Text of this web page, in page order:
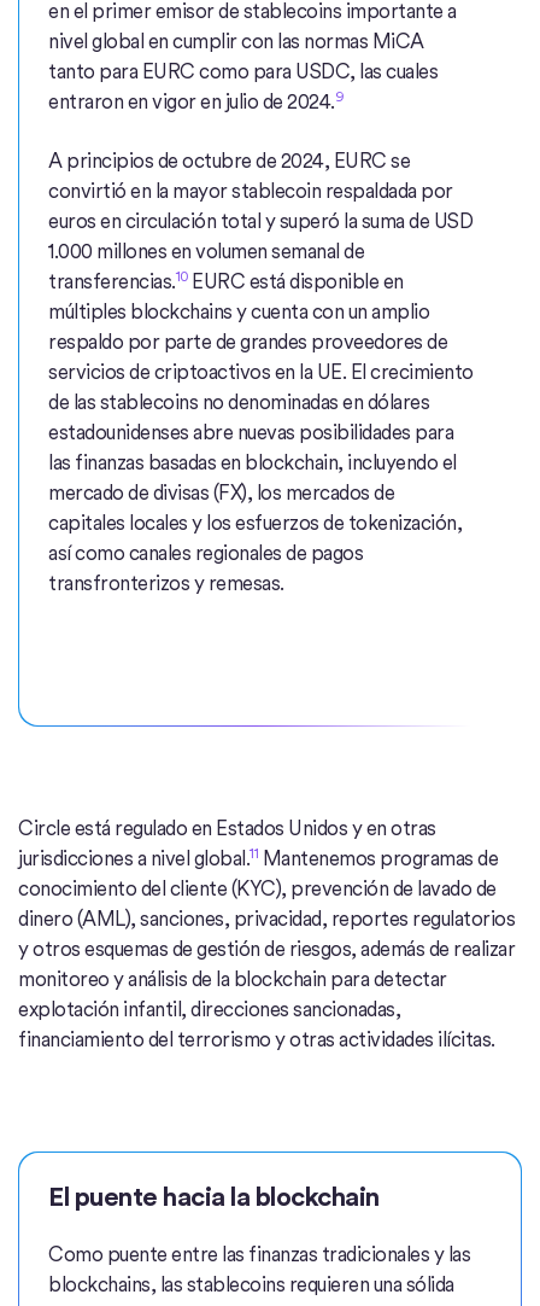
en el primer emisor de stablecoins importante a
nivel global en cumplir con las normas MiCA
tanto para EURC como para USDC, las cuales
entraron en vigor en julio de 2024.9
A principios de octubre de 2024, EURC se
convirtió en la mayor stablecoin respaldada por
euros en circulación total y superó la suma de USD
1.000 millones en volumen semanal de
transferencias.10 EURC está disponible en
múltiples blockchains y cuenta con un amplio
respaldo por parte de grandes proveedores de
servicios de criptoactivos en la UE. El crecimiento
de las stablecoins no denominadas en dólares
estadounidenses abre nuevas posibilidades para
las finanzas basadas en blockchain, incluyendo el
mercado de divisas (FX), los mercados de
capitales locales y los esfuerzos de tokenización,
así como canales regionales de pagos
transfronterizos y remesas.
Circle está regulado en Estados Unidos y en otras
jurisdicciones a nivel global.11 Mantenemos programas de
conocimiento del cliente (KYC), prevención de lavado de
dinero (AML), sanciones, privacidad, reportes regulatorios
y otros esquemas de gestión de riesgos, además de realizar
monitoreo y análisis de la blockchain para detectar
explotación infantil, direcciones sancionadas,
financiamiento del terrorismo y otras actividades ilícitas.
El puente hacia la blockchain
Como puente entre las finanzas tradicionales y las
blockchains, las stablecoins requieren una sólida